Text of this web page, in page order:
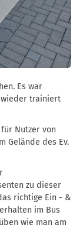
Es war
trainiert
Nutzer von
Gelände des Ev.
zu dieser
richtige Ein - &
im Bus
wie man am